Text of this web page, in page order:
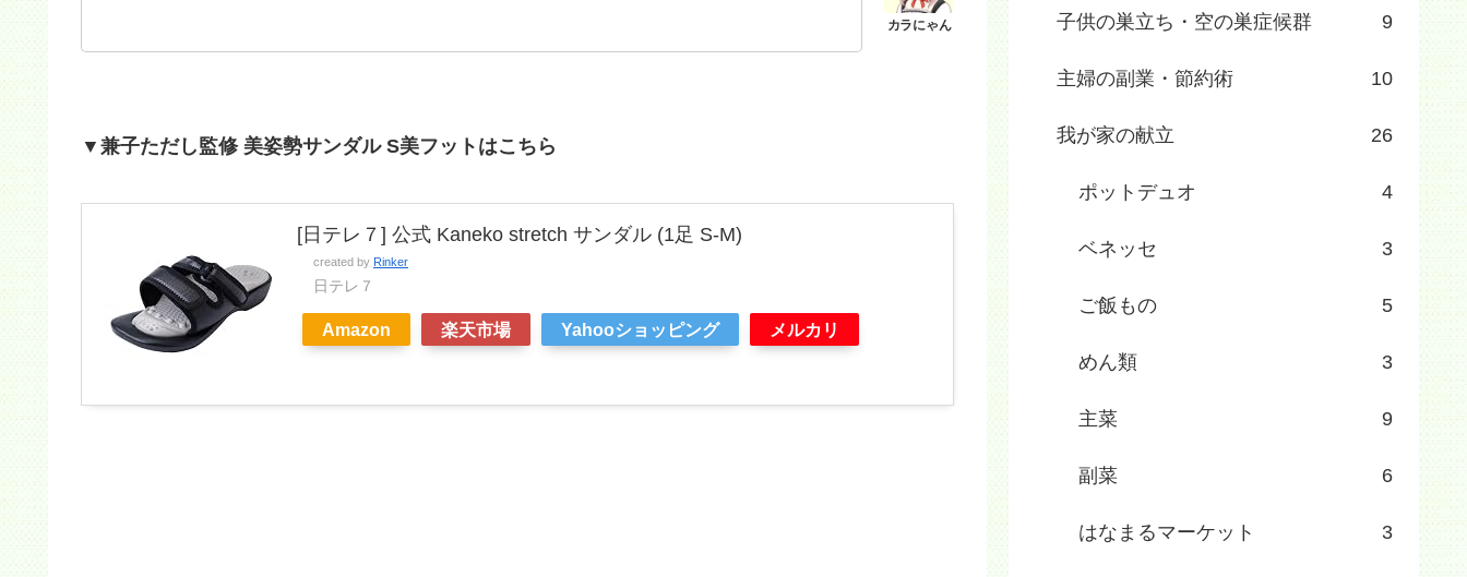
▼兼子ただし監修 美姿勢サンダル S美フットはこちら
[日テレ７] 公式 Kaneko stretch サンダル (1足 S-M)
created by Rinker
日テレ７
Amazon 楽天市場 Yahooショッピング メルカリ
子供の巣立ち・空の巣症候群 9
主婦の副業・節約術 10
我が家の献立 26
ポットデュオ 4
ベネッセ 3
ご飯もの 5
めん類 3
主菜 9
副菜 6
はなまるマーケット 3